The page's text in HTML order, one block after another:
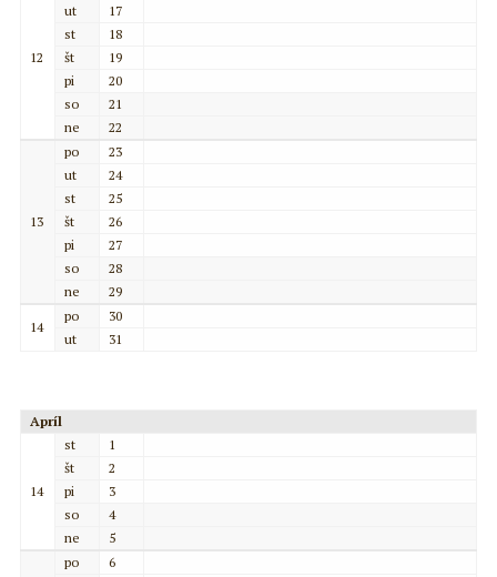
12
ut
17
st
18
št
19
pi
20
so
21
ne
22
13
po
23
ut
24
st
25
št
26
pi
27
so
28
ne
29
14
po
30
ut
31
Apríl
14
st
1
št
2
pi
3
so
4
ne
5
po
6